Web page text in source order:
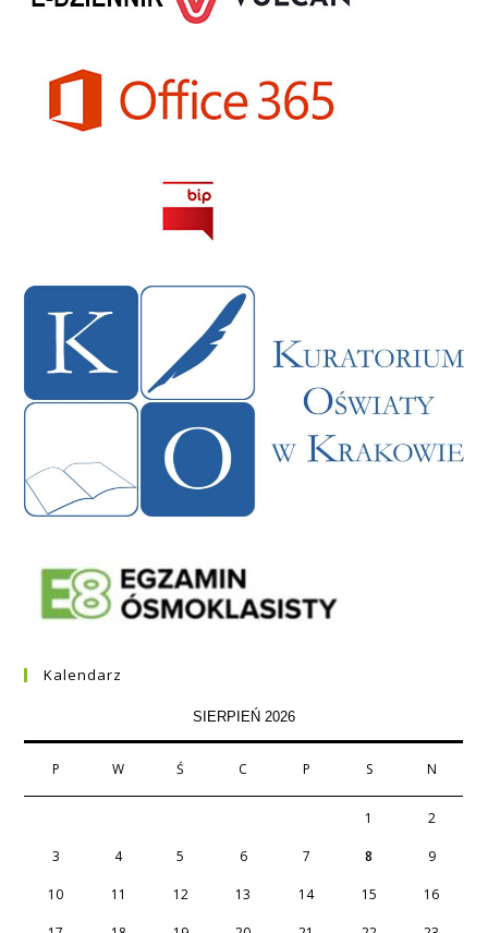
Kalendarz
SIERPIEŃ 2026
P W Ś C P S N
1 2
3 4 5 6 7 8 9
10 11 12 13 14 15 16